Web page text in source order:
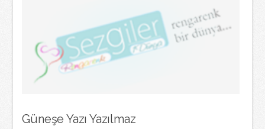
Güneşe Yazı Yazılmaz